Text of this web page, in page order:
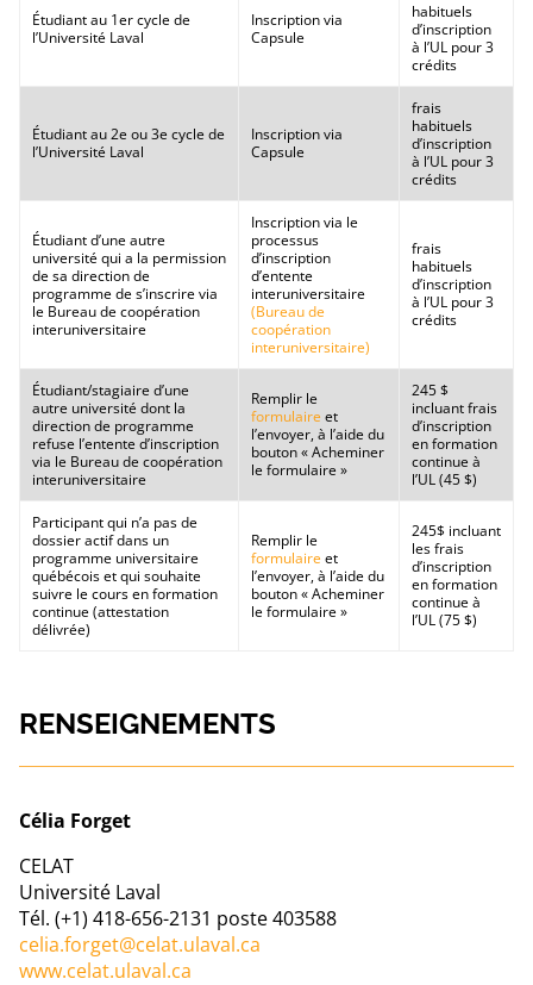
Étudiant au 1er cycle de
l’Université Laval
Inscription via
Capsule
habituels
d’inscription
à l’UL pour 3
crédits
Étudiant au 2e ou 3e cycle de
l’Université Laval
Inscription via
Capsule
frais
habituels
d’inscription
à l’UL pour 3
crédits
Étudiant d’une autre
université qui a la permission
de sa direction de
programme de s’inscrire via
le Bureau de coopération
interuniversitaire
Inscription via le
processus
d’inscription
d’entente
interuniversitaire
(Bureau de
coopération
interuniversitaire)
frais
habituels
d’inscription
à l’UL pour 3
crédits
Étudiant/stagiaire d’une
autre université dont la
direction de programme
refuse l’entente d’inscription
via le Bureau de coopération
interuniversitaire
Remplir le
formulaire et
l’envoyer, à l’aide du
bouton « Acheminer
le formulaire »
245 $
incluant frais
d’inscription
en formation
continue à
l’UL (45 $)
Participant qui n’a pas de
dossier actif dans un
programme universitaire
québécois et qui souhaite
suivre le cours en formation
continue (attestation
délivrée)
Remplir le
formulaire et
l’envoyer, à l’aide du
bouton « Acheminer
le formulaire »
245$ incluant
les frais
d’inscription
en formation
continue à
l’UL (75 $)
RENSEIGNEMENTS
Célia Forget
CELAT
Université Laval
Tél. (+1) 418-656-2131 poste 403588
celia.forget@celat.ulaval.ca
www.celat.ulaval.ca